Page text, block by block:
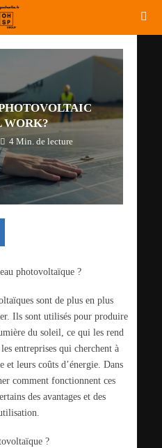
WORK?
4 Min. de lecture
photovoltaïque ?
sont de plus en plus
Ils sont utilisés pour produire
du soleil, ce qui les rend
entreprises qui cherchent à
et leurs coûts d’énergie. Dans
comment fonctionnent ces
des avantages et des
?